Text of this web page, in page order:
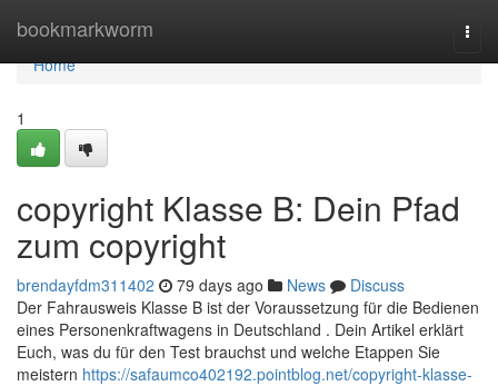
bookmarkworm
Home
Home
1
copyright Klasse B: Dein Pfad
zum copyright
brendayfdm311402 79 days ago News
Discuss
Der Fahrausweis Klasse B ist der Voraussetzung für die Bedienen
eines Personenkraftwagens in Deutschland . Dein Artikel erklärt
Euch, was du für den Test brauchst und welche Etappen Sie
meistern https://safaumco402192.pointblog.net/copyright-klasse-